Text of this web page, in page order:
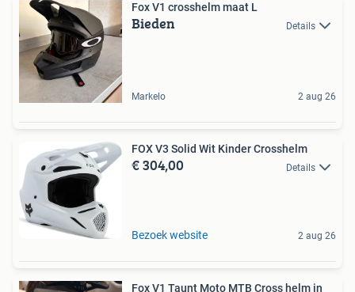
Fox V1 crosshelm maat L
Bieden Details
Markelo 2 aug 26
FOX V3 Solid Wit Kinder Crosshelm
€ 304,00 Details
Bezoek website 2 aug 26
Fox V1 Taunt Moto MTB Cross helm in